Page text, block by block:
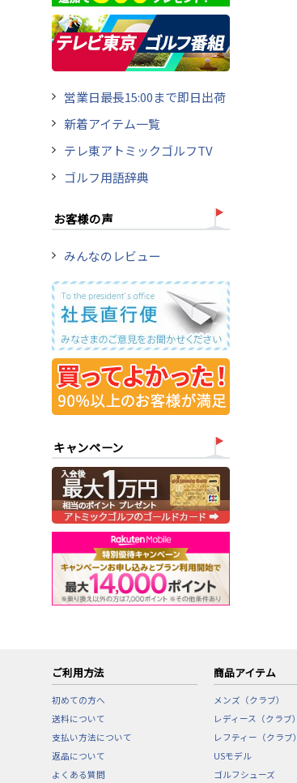
営業日最長15:00まで即日出荷
新着アイテム一覧
テレ東アトミックゴルフTV
ゴルフ用語辞典
お客様の声
みんなのレビュー
キャンペーン
ご利用方法
初めての方へ
送料について
支払い方法について
返品について
よくある質問
商品アイテム
メンズ（クラブ）
レディース（クラブ）
レフティー（クラブ）
USモデル
ゴルフシューズ